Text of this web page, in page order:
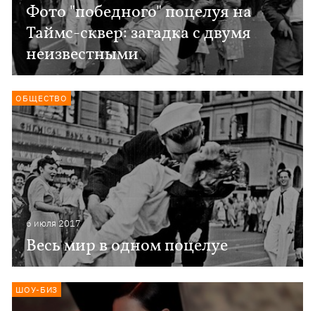
Фото "победного" поцелуя на
Таймс-сквер: загадка с двумя
неизвестными
6 июля 2017
Весь мир в одном поцелуе
ОБЩЕСТВО
ШОУ-БИЗ